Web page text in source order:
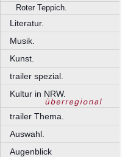
Roter Teppich.
Literatur.
Musik.
Kunst.
trailer spezial.
Kultur in NRW.
trailer Thema.
Auswahl.
Augenblick